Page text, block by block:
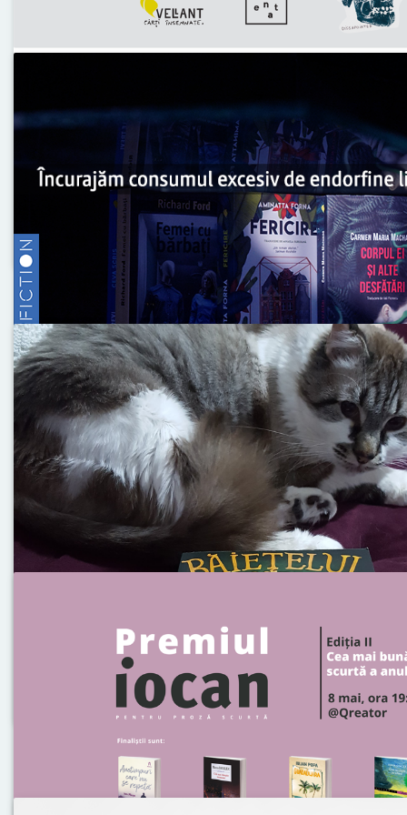
Întâlnire deschisă / despre
Posted by under Updates
Joi, 23 mai, ora 7:30 pm vă invităm la o discuție
vulnerabilitate. Împreună cu Vagenta și invitații
Eduard Gabia și Ștefan Botezatu), ne întâlnim la
Citește articolul →
Fri 10 May, 2019
Vellant recomandă consumul
PostedbyunderUpdates
Cumpără 3 cărți din aceeași colecție și îți
fosforescente.
Citește articolul →